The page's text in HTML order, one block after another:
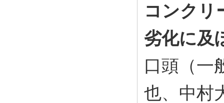
コンクリ
劣化に及
口頭（一
也、中村